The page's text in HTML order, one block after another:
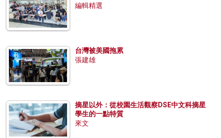
編輯精選
台灣被美國拖累
張建雄
摘星以外：從校園生活觀察DSE中文科摘星
學生的一點特質
來文